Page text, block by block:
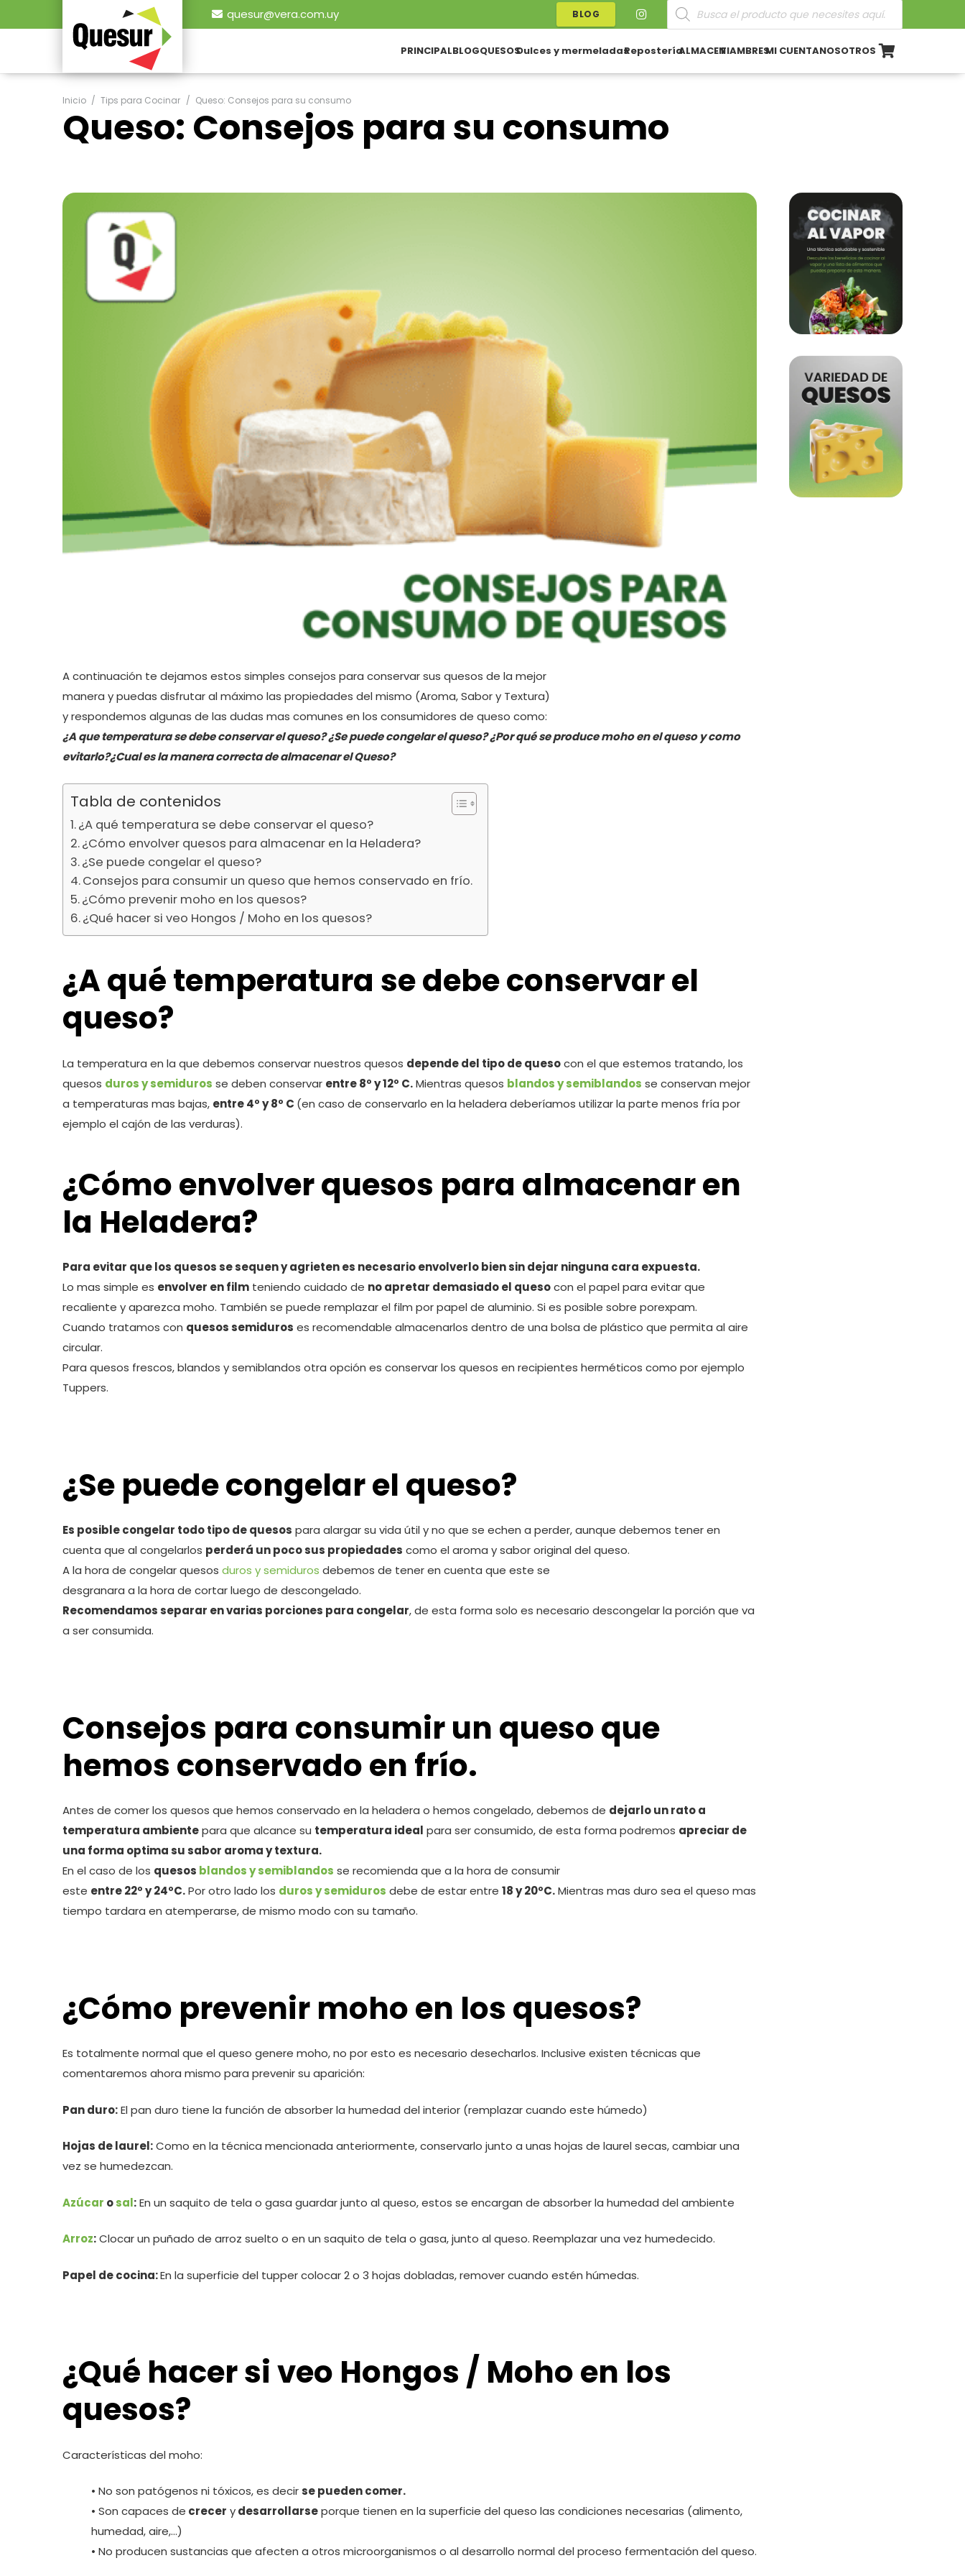
quesur@vera.com.uy BLOG
Búsqueda
de
productos
PRINCIPALBLOGQUESOSDulces y mermeladasReposteríaALMACENFIAMBRESMI CUENTANOSOTROS
Inicio / Tips para Cocinar / Queso: Consejos para su consumo
Queso: Consejos para su consumo
A continuación te dejamos estos simples consejos para conservar sus quesos de la mejor
manera y puedas disfrutar al máximo las propiedades del mismo (Aroma, Sabor y Textura)
y respondemos algunas de las dudas mas comunes en los consumidores de queso como:
¿A que temperatura se debe conservar el queso? ¿Se puede congelar el queso? ¿Por qué se produce moho en el queso y como
evitarlo?¿Cual es la manera correcta de almacenar el Queso?
Tabla de contenidos
¿A qué temperatura se debe conservar el queso?
¿Cómo envolver quesos para almacenar en la Heladera?
¿Se puede congelar el queso?
Consejos para consumir un queso que hemos conservado en frío.
¿Cómo prevenir moho en los quesos?
¿Qué hacer si veo Hongos / Moho en los quesos?
¿A qué temperatura se debe conservar el
queso?
La temperatura en la que debemos conservar nuestros quesos depende del tipo de quesocon el que estemos tratando, los
quesos duros y semiduros se deben conservar entre 8º y 12º C.Mientras quesos blandos y semiblandos se conservan mejor
a temperaturas mas bajas, entre 4º y 8º C (en caso de conservarlo en la heladera deberíamos utilizar la parte menos fría por
ejemplo el cajón de las verduras).
¿Cómo envolver quesos para almacenar en
la Heladera?
Para evitar que los quesos se sequen y agrieten es necesario envolverlo bien sin dejar ninguna cara expuesta.
Lo mas simple es envolver en film teniendo cuidado de no apretar demasiado el quesocon el papel para evitar que
recaliente y aparezca moho. También se puede remplazar el film por papel de aluminio. Si es posible sobre porexpam.
Cuando tratamos con quesos semiduros es recomendable almacenarlos dentro de una bolsa de plástico que permita al aire
circular.
Para quesos frescos, blandos y semiblandos otra opción es conservar los quesos en recipientes herméticos como por ejemplo
Tuppers.
¿Se puede congelar el queso?
Es posible congelar todo tipo de quesos para alargar su vida útil y no que se echen a perder, aunque debemos tener en
cuenta que al congelarlos perderá un poco sus propiedades como el aroma y sabor original del queso.
A la hora de congelar quesos duros y semiduros debemos de tener en cuenta que este se
desgranara a la hora de cortar luego de descongelado.
Recomendamos separar en varias porciones para congelar, de esta forma solo es necesario descongelar la porción que va
a ser consumida.
Consejos para consumir un queso que
hemos conservado en frío.
Antes de comer los quesos que hemos conservado en la heladera o hemos congelado, debemos de dejarlo un rato a
temperatura ambientepara que alcance su temperatura ideal para ser consumido, de esta forma podremos apreciar de
una forma optima su sabor aroma y textura.
En el caso de los quesos blandos y semiblandos se recomienda que a la hora de consumir
este entre 22º y 24ºC.Por otro lado los duros y semiduros debe de estar entre 18 y 20ºC.Mientras mas duro sea el queso mas
tiempo tardara en atemperarse, de mismo modo con su tamaño.
¿Cómo prevenir moho en los quesos?
Es totalmente normal que el queso genere moho, no por esto es necesario desecharlos. Inclusive existen técnicas que
comentaremos ahora mismo para prevenir su aparición:
Pan duro:El pan duro tiene la función de absorber la humedad del interior (remplazar cuando este húmedo)
Hojas de laurel:Como en la técnica mencionada anteriormente, conservarlo junto a unas hojas de laurel secas, cambiar una
vez se humedezcan.
Azúcar osal:En un saquito de tela o gasa guardar junto al queso, estos se encargan de absorber la humedad del ambiente
Arroz:Clocar un puñado de arroz suelto o en un saquito de tela o gasa, junto al queso. Reemplazar una vez humedecido.
Papel de cocina:En la superficie del tupper colocar 2 o 3 hojas dobladas, remover cuando estén húmedas.
¿Qué hacer si veo Hongos / Moho en los
quesos?
Características del moho:
• No son patógenos ni tóxicos, es decirse pueden comer.
• Son capaces de crecer ydesarrollarseporque tienen en la superficie del queso las condiciones necesarias (alimento,
humedad, aire,…)
• No producen sustancias que afecten a otros microorganismos o al desarrollo normal del proceso fermentación del queso.